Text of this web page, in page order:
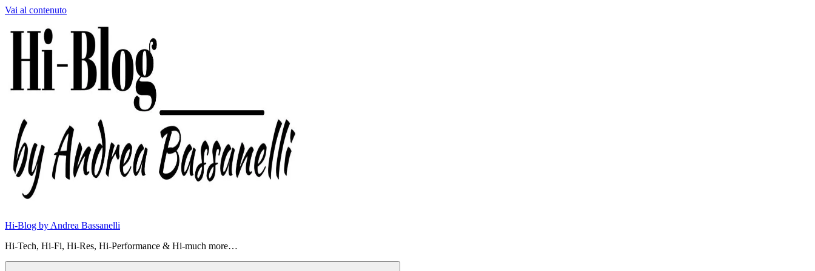
Vai al contenuto
Hi-Blog by Andrea Bassanelli
Hi-Tech, Hi-Fi, Hi-Res, Hi-Performance & Hi-much more…